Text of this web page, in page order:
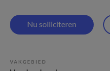
Nu solliciteren
VAKGEBIED